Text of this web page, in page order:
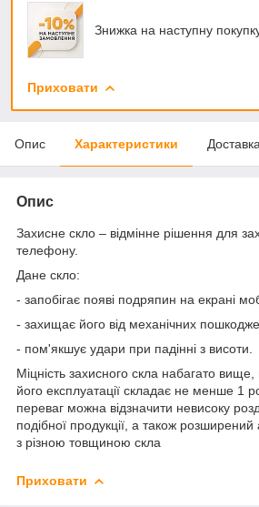
Знижка на наступну
Приховати
Опис Характеристики Доставка
Опис
Захисне скло – відмінне рішення для
телефону.
Дане скло:
- запобігає появі подряпин на екрані
- захищає його від механічних
- пом'якшує удари при падінні з висоти.
Міцність захисного скла набагато вище,
його експлуатації складає не менше 1
переваг можна відзначити невисоку
подібної продукції, а також
з різною товщиною скла
Приховати